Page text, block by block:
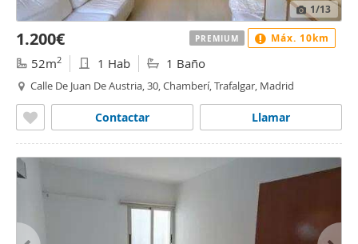
1/13
1.200€
52m2 1 Hab 1 Baño
Calle De Juan De Austria, 30, Chamberí, Trafalgar, Madrid
Llamar
Contactar
PREMIUM Máx. 10km